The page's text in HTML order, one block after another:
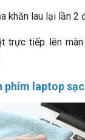
khăn lau lại lần 2
trực tiếp lên
phím laptop